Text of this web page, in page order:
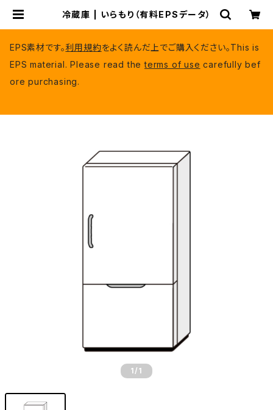
冷蔵庫 | いらもり（有料EPSデータ）
EPS素材です。利用規約をよく読んだ上でご購入ください。This is
EPS material. Please read theterms of use carefully bef
ore purchasing.
1 /1